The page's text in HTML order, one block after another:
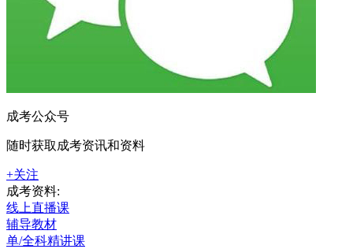
成考公众号
随时获取成考资讯和资料
+关注
成考资料:
线上直播课
辅导教材
单/全科精讲课